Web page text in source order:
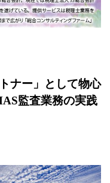
ナー」として物心
監査業務の実践